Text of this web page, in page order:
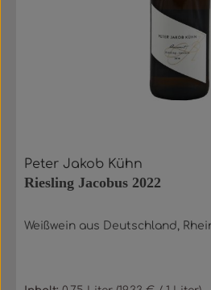
Peter Jakob Kühn
Riesling Jacobus 2022
Weißwein aus Deutschland,